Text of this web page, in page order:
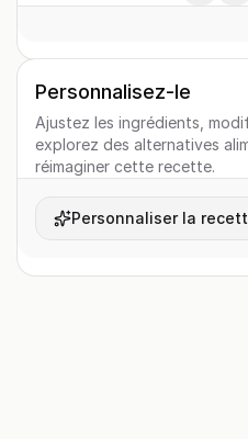
Personnalisez-le
Ajustez les ingrédients,
explorez des alternatives
réimaginer cette recette.
Personnaliser la